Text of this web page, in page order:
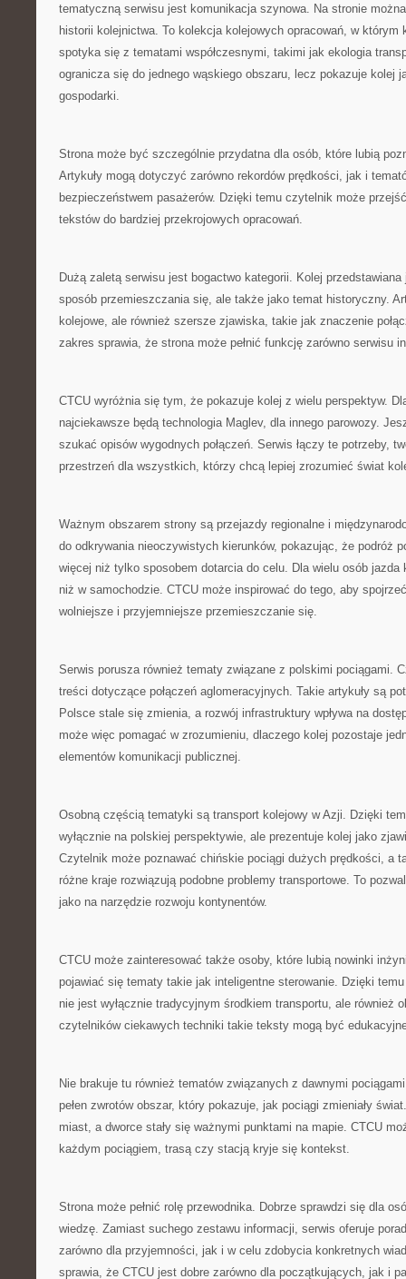
tematyczną serwisu jest komunikacja szynowa. Na stronie
historii kolejnictwa. To kolekcja kolejowych opracowań, w którym
spotyka się z tematami współczesnymi, takimi jak ekologia
ogranicza się do jednego wąskiego obszaru, lecz pokazuje kolej
gospodarki.
Strona może być szczególnie przydatna dla osób, które lubią
Artykuły mogą dotyczyć zarówno rekordów prędkości, jak i
bezpieczeństwem pasażerów. Dzięki temu czytelnik może
tekstów do bardziej przekrojowych opracowań.
Dużą zaletą serwisu jest bogactwo kategorii. Kolej
sposób przemieszczania się, ale także jako temat historyczny.
kolejowe, ale również szersze zjawiska, takie jak znaczenie
zakres sprawia, że strona może pełnić funkcję zarówno serwisu
CTCU wyróżnia się tym, że pokazuje kolej z wielu perspektyw.
najciekawsze będą technologia Maglev, dla innego parowozy.
szukać opisów wygodnych połączeń. Serwis łączy te potrzeby,
przestrzeń dla wszystkich, którzy chcą lepiej zrozumieć świat
Ważnym obszarem strony są przejazdy regionalne i
do odkrywania nieoczywistych kierunków, pokazując, że podróż
więcej niż tylko sposobem dotarcia do celu. Dla wielu osób jazda
niż w samochodzie. CTCU może inspirować do tego, aby
wolniejsze i przyjemniejsze przemieszczanie się.
Serwis porusza również tematy związane z polskimi pociągami.
treści dotyczące połączeń aglomeracyjnych. Takie artykuły są
Polsce stale się zmienia, a rozwój infrastruktury wpływa na
może więc pomagać w zrozumieniu, dlaczego kolej pozostaje
elementów komunikacji publicznej.
Osobną częścią tematyki są transport kolejowy w Azji. Dzięki
wyłącznie na polskiej perspektywie, ale prezentuje kolej jako
Czytelnik może poznawać chińskie pociągi dużych prędkości, a
różne kraje rozwiązują podobne problemy transportowe. To
jako na narzędzie rozwoju kontynentów.
CTCU może zainteresować także osoby, które lubią nowinki
pojawiać się tematy takie jak inteligentne sterowanie. Dzięki
nie jest wyłącznie tradycyjnym środkiem transportu, ale również
czytelników ciekawych techniki takie teksty mogą być
Nie brakuje tu również tematów związanych z dawnymi
pełen zwrotów obszar, który pokazuje, jak pociągi zmieniały
miast, a dworce stały się ważnymi punktami na mapie. CTCU
każdym pociągiem, trasą czy stacją kryje się kontekst.
Strona może pełnić rolę przewodnika. Dobrze sprawdzi się dla
wiedzę. Zamiast suchego zestawu informacji, serwis oferuje
zarówno dla przyjemności, jak i w celu zdobycia konkretnych
sprawia, że CTCU jest dobre zarówno dla początkujących, jak i